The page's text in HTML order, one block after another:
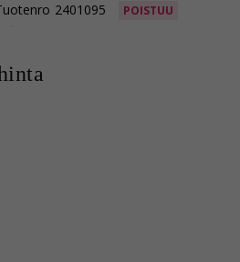
2401095 POISTUU